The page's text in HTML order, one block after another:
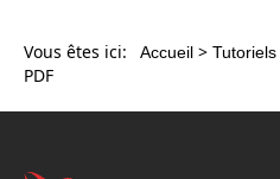
Vous êtes ici: Accueil > Tutoriels
PDF